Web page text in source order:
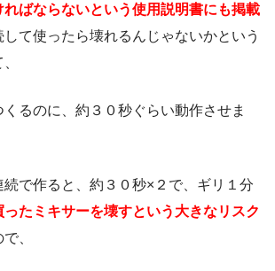
ればならないという使用説明書にも掲載
て使ったら壊れるんじゃないかという
るのに、約３０秒ぐらい動作させま
で作ると、約３０秒×２で、ギリ１分
ったミキサーを壊すという大きなリスク
、